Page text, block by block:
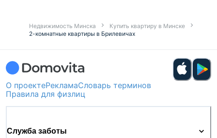
Недвижимость Минска
Купить квартиру в Минске
2-комнатные квартиры в Брилевичах
О проектеРекламаСловарь терминов
Правила для физлиц
Служба заботы